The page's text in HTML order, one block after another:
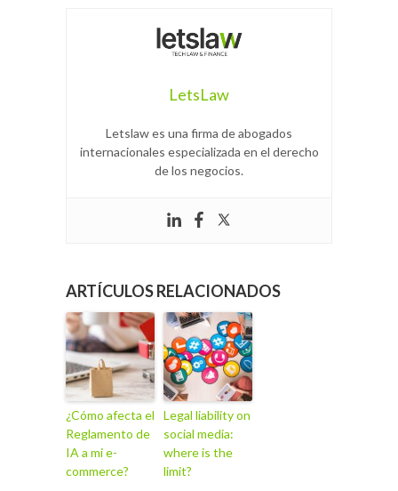
LetsLaw
Letslaw es una firma de abogados
internacionales especializada en el derecho
de los negocios.
ARTÍCULOS RELACIONADOS
¿Cómo afecta el
Reglamento de
IA a mi e-
commerce?
Legal liability on
social media:
where is the
limit?